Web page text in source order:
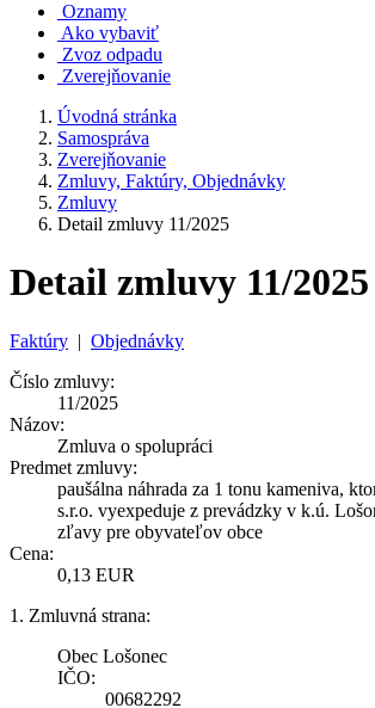
Oznamy
Ako vybaviť
Zvoz odpadu
Zverejňovanie
Úvodná stránka
Samospráva
Zverejňovanie
Zmluvy, Faktúry, Objednávky
Zmluvy
Detail zmluvy 11/2025
Detail zmluvy 11/2025
Faktúry | Objednávky
Číslo zmluvy:
11/2025
Názov:
Zmluva o spolupráci
Predmet zmluvy:
paušálna náhrada za 1 tonu kameniva,
s.r.o. vyexpeduje z prevádzky v k.ú.
zľavy pre obyvateľov obce
Cena:
0,13 EUR
1. Zmluvná strana:
Obec Lošonec
IČO:
00682292